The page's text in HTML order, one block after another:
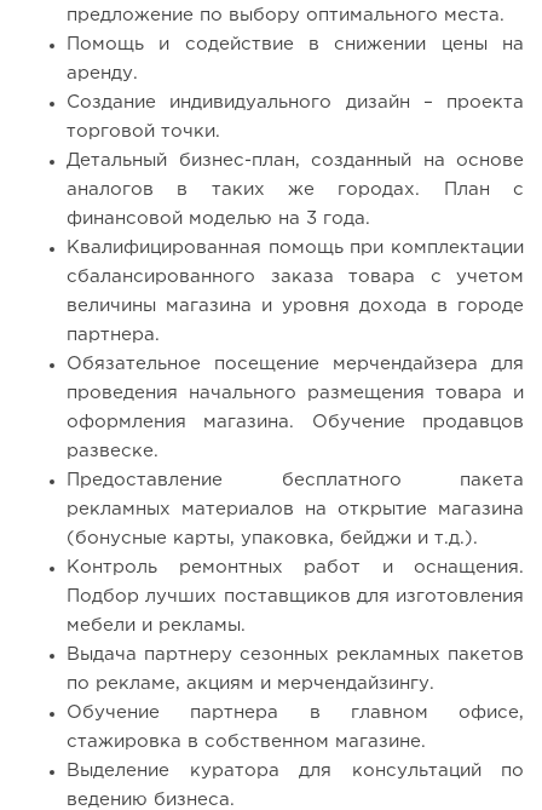
предложение по выбору оптимального места.
Помощь и содействие в снижении цены на
аренду.
Создание индивидуального дизайн – проекта
торговой точки.
Детальный бизнес-план, созданный на основе
аналогов в таких же городах. План с
финансовой моделью на 3 года.
Квалифицированная помощь при комплектации
сбалансированного заказа товара с учетом
величины магазина и уровня дохода в городе
партнера.
Обязательное посещение мерчендайзера для
проведения начального размещения товара и
оформления магазина. Обучение продавцов
развеске.
Предоставление бесплатного пакета
рекламных материалов на открытие магазина
(бонусные карты, упаковка, бейджи и т.д.).
Контроль ремонтных работ и оснащения.
Подбор лучших поставщиков для изготовления
мебели и рекламы.
Выдача партнеру сезонных рекламных пакетов
по рекламе, акциям и мерчендайзингу.
Обучение партнера в главном офисе,
стажировка в собственном магазине.
Выделение куратора для консультаций по
ведению бизнеса.